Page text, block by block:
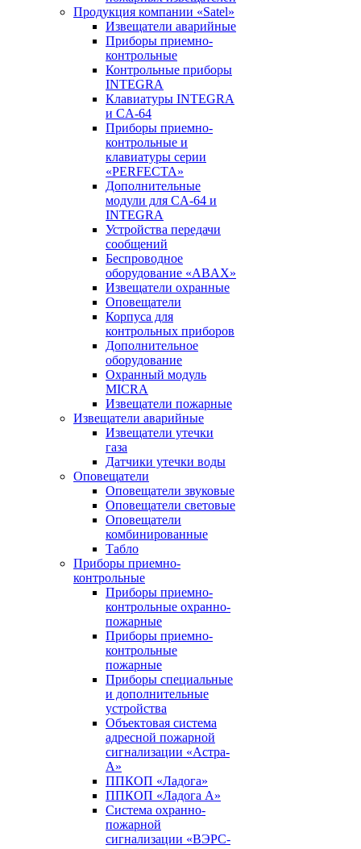
Продукция компании «Satel»
Извещатели аварийные
Приборы приемно-
контрольные
Контрольные приборы
INTEGRA
Клавиатуры INTEGRA
и CA-64
Приборы приемно-
контрольные и
клавиатуры серии
«PERFECTA»
Дополнительные
модули для CA-64 и
INTEGRA
Устройства передачи
сообщений
Беспроводное
оборудование «ABAX»
Извещатели охранные
Оповещатели
Корпуса для
контрольных приборов
Дополнительное
оборудование
Охранный модуль
MICRA
Извещатели пожарные
Извещатели аварийные
Извещатели утечки
газа
Датчики утечки воды
Оповещатели
Оповещатели звуковые
Оповещатели световые
Оповещатели
комбинированные
Табло
Приборы приемно-
контрольные
Приборы приемно-
контрольные охранно-
пожарные
Приборы приемно-
контрольные
пожарные
Приборы специальные
и дополнительные
устройства
Объектовая система
адресной пожарной
сигнализации «Астра-
А»
ППКОП «Ладога»
ППКОП «Ладога А»
Система охранно-
пожарной
сигнализации «ВЭРС-